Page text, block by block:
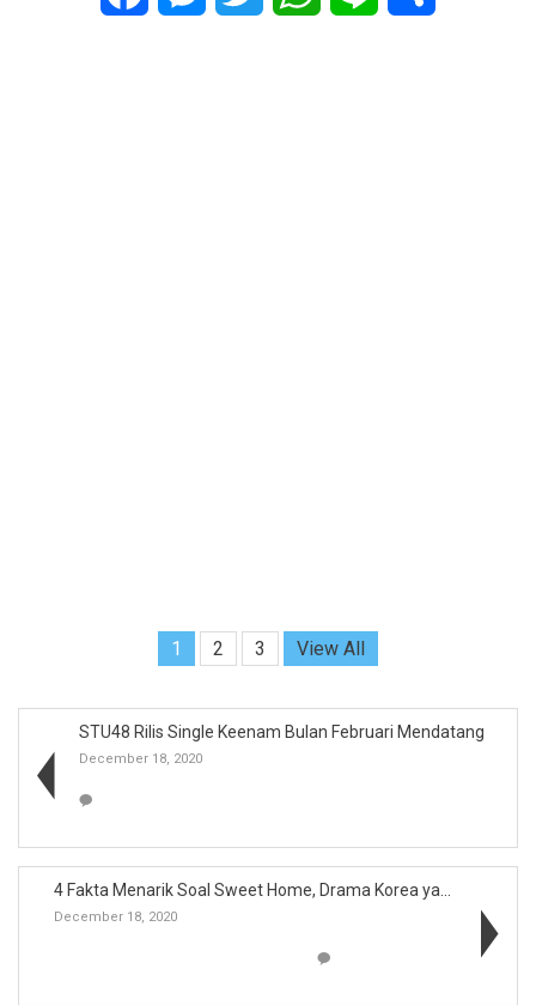
1 2 3 View All
STU48 Rilis Single Keenam Bulan Februari Mendatang
December 18, 2020
December 18, 2020